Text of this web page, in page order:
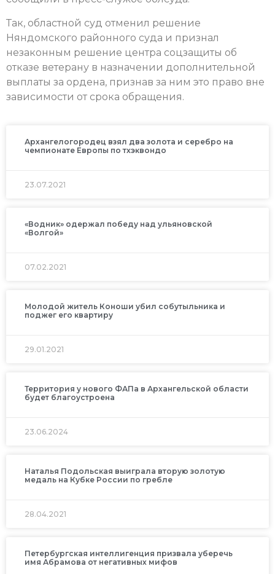
Так, областной суд отменил решение
Няндомского районного суда и признал
незаконным решение центра соцзащиты об
отказе ветерану в назначении дополнительной
выплаты за ордена, признав за ним это право вне
зависимости от срока обращения.
Архангелогородец взял два золота и серебро на
чемпионате Европы по тхэквондо
23.07.2021
«Водник» одержал победу над ульяновской
«Волгой»
07.02.2021
Молодой житель Коноши убил собутыльника и
поджег его квартиру
29.01.2021
Территория у нового ФАПа в Архангельской области
будет благоустроена
23.06.2024
Наталья Подольская выиграла вторую золотую
медаль на Кубке России по гребле
28.04.2021
Петербургская интеллигенция призвала уберечь
имя Абрамова от негативных мифов